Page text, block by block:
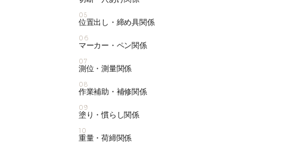
05
位置出し・締め具関係
06
マーカー・ペン関係
07
測位・測量関係
08
作業補助・補修関係
09
塗り・慣らし関係
10
重量・荷締関係